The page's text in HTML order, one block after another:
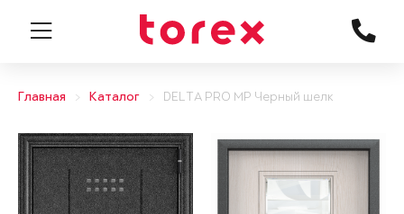
Главная Каталог DELTA PRO MP Черный шелк